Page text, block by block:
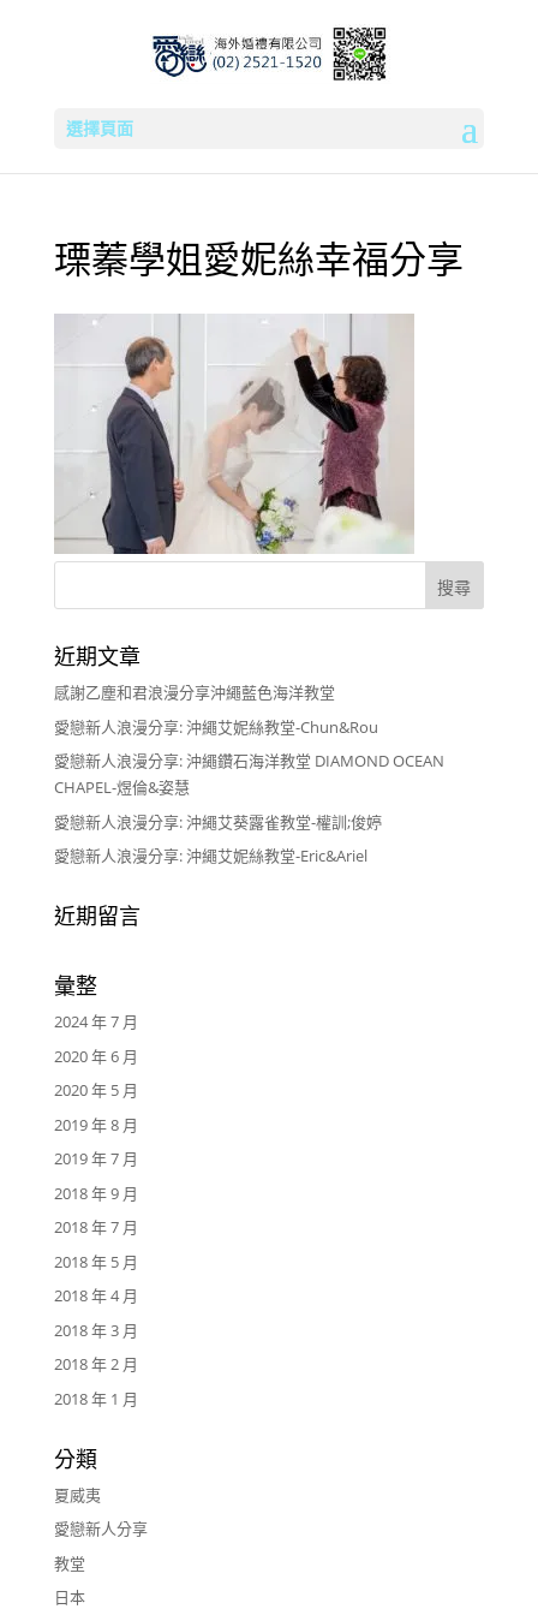
選擇頁面
瑮蓁學姐愛妮絲幸福分享
近期文章
感謝乙塵和君浪漫分享沖繩藍色海洋教堂
愛戀新人浪漫分享: 沖繩艾妮絲教堂-Chun&Rou
愛戀新人浪漫分享: 沖繩鑽石海洋教堂 DIAMOND OCEAN
CHAPEL-煜倫&姿慧
愛戀新人浪漫分享: 沖繩艾葵露雀教堂-權訓;俊婷
愛戀新人浪漫分享: 沖繩艾妮絲教堂-Eric&Ariel
近期留言
彙整
2024 年 7 月
2020 年 6 月
2020 年 5 月
2019 年 8 月
2019 年 7 月
2018 年 9 月
2018 年 7 月
2018 年 5 月
2018 年 4 月
2018 年 3 月
2018 年 2 月
2018 年 1 月
分類
夏威夷
愛戀新人分享
教堂
日本